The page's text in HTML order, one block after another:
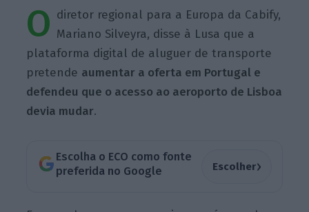
O diretor regional para a Europa da Cabify,
Mariano Silveyra, disse à Lusa que a
plataforma digital de aluguer de transporte
pretende aumentar a oferta em Portugal e
defendeu que o acesso ao aeroporto de Lisboa
devia mudar.
Escolha o ECO como fonte
preferida no Google
Escolher›